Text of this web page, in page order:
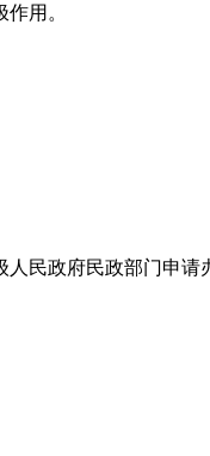
用。
民政府民政部门申请